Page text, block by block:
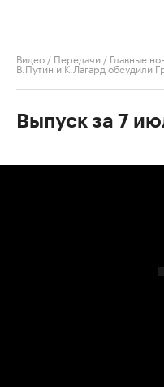
Видео / Передачи / Главные
В.Путин и К.Лагард обсудили
Выпуск за 7